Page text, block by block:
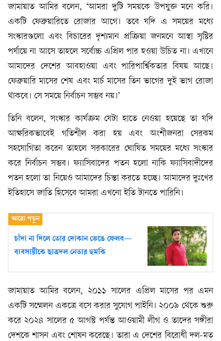
জামায়াত আমির বলেন, ‘আমরা দুটি সময়কে উপযুক্ত মনে করি।
একটি ফেব্রুয়ারিতে রোজার আগে। তবে যদি এ সময়ের মধ্যে
সংস্কারগুলো এবং বিচারের দৃশ্যমান প্রক্রিয়া জনমনে আস্থা সৃষ্টির
পর্যায়ে না আসে তাহলে সর্বোচ্চ এপ্রিল পার হওয়া উচিত না। এখানে
আমাদের দেশের আবহাওয়া এবং পারিপার্শ্বিকতার বিষয় আছে।
ফেব্রুয়ারি মাসের শেষ এবং মার্চ মাসের তিন ভাগের দুই ভাগ রোজা
থাকবে। সে সময়ে নির্বাচন সম্ভব নয়।’
তিনি বলেন, সংস্কার কার্যক্রম যেটা হাতে নেওয়া হয়েছে তা যদি
আক্ষরিকভাবেই গতিশীল করা হয় এবং অংশীজনরা সেরকম
সহযোগিতা করেন তাহলে সরকারের ঘোষিত সময়ের মধ্যে সংস্কার
করে নির্বাচন সম্ভব। ফ্যাসিবাদের পতন হলো নাকি ফ্যাসিবাদীদের
পতন হলো তা নিয়েও আমাদের চিন্তা করতে হচ্ছে। আমাদের দুঃখের
ইতিহাসে জাতি হিসেবে আমরা এখনো ইতি টানতে পারিনি।
চাঁদা না দিলে তোর দোকান ভেঙে ফেলব—
ব্যবসায়ীকে ছাত্রদল নেতার হুমকি
জামায়াত আমির বলেন, ২০১১ সালের এপ্রিল মাসের পর এমন
একটি সম্মেলন একত্রে বসে করার সুযোগ পাইনি। ২০০৯ থেকে শুরু
করে ২০২৪ সালের ৫ আগস্ট পর্যন্ত আওয়ামী লীগ ও তাদের সঙ্গীরা
দেশকে শাসন এবং শোষন করেছে। তারা এ দেশের বিরোধী দল-মত